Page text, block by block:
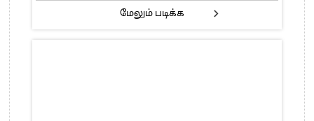
மேலும் படிக்க